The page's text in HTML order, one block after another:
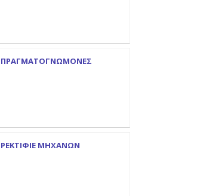
ΠΡΑΓΜΑΤΟΓΝΩΜΟΝΕΣ
ΡΕΚΤΙΦΙΕ ΜΗΧΑΝΩΝ